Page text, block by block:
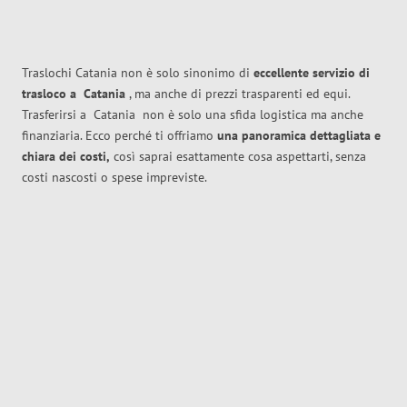
Traslochi Catania non è solo sinonimo di eccellente servizio di
trasloco a Catania , ma anche di prezzi trasparenti ed equi.
Trasferirsi a Catania non è solo una sfida logistica ma anche
finanziaria. Ecco perché ti offriamo una panoramica dettagliata e
chiara dei costi, così saprai esattamente cosa aspettarti, senza
costi nascosti o spese impreviste.